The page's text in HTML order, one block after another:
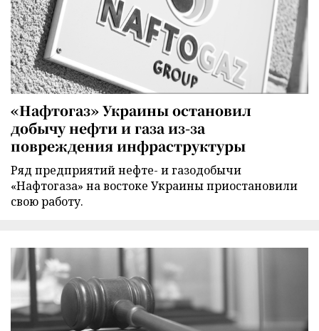
«Нафтогаз» Украины остановил
добычу нефти и газа из-за
повреждения инфраструктуры
Ряд предприятий нефте- и газодобычи
«Нафтогаза» на востоке Украины приостановили
свою работу.